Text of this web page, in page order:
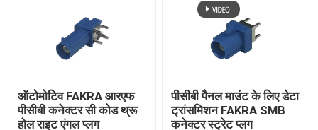
ऑटोमोटिव FAKRA आरएफ
पीसीबी कनेक्टर सी कोड थ्रू
होल राइट एंगल प्लग
पीसीबी पैनल माउंट के लिए डेटा
ट्रांसमिशन FAKRA SMB
कनेक्टर स्ट्रेट प्लग